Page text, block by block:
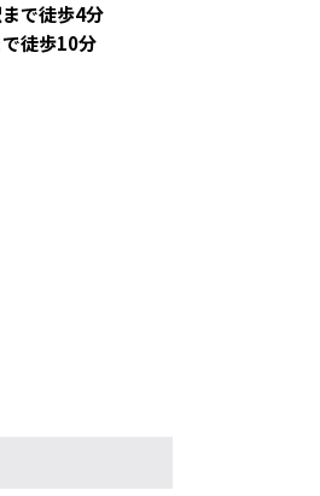
で徒歩4分
徒歩10分